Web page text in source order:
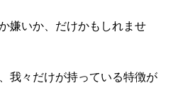
嫌いか、だけかもしれませ
我々だけが持っている特徴が